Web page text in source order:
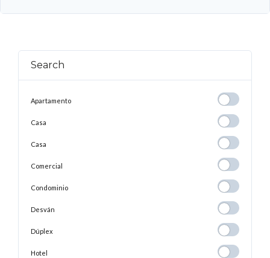
Search
Apartamento Apartamento
Casa
Casa
Comercial Comercial
Condominio Condominio
Desván
Dúplex
Hotel